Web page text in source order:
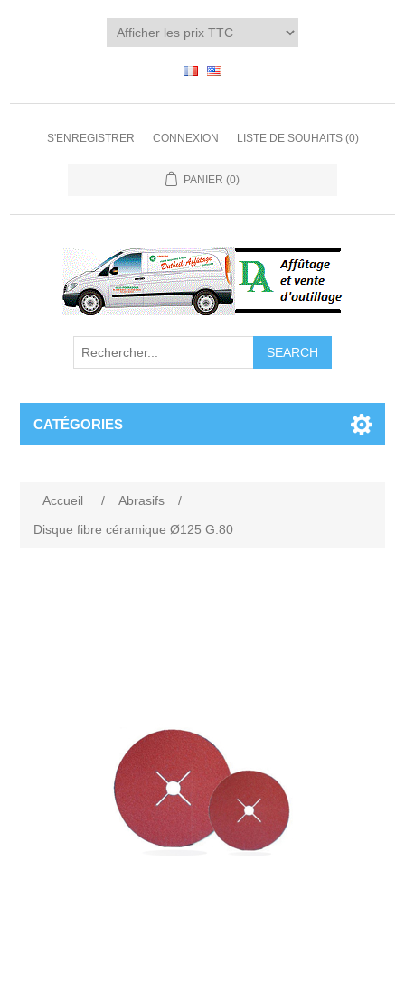
S'ENREGISTRER CONNEXION LISTE DE SOUHAITS (0)
PANIER (0)
CATÉGORIES
Accueil / Abrasifs
/
Disque fibre céramique Ø125 G:80